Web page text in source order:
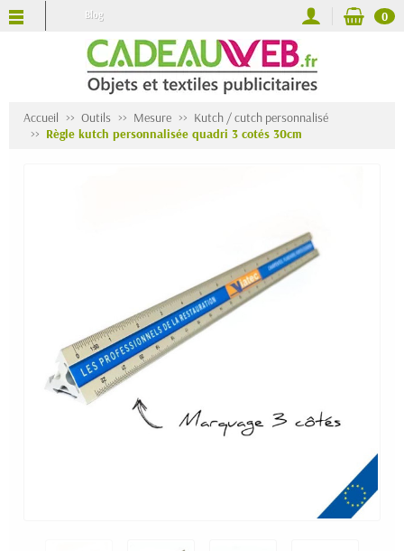
Blog 0
Accueil Outils Mesure
Kutch / cutch personnalisé
Règle kutch personnalisée quadri 3 cotés 30cm